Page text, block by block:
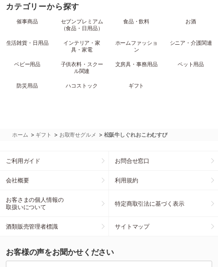
カテゴリーから探す
催事商品
セブンプレミアム
（食品・日用品）
食品・飲料 お酒
生活雑貨・日用品
インテリア・家
具・家電
ホームファッショ
ン
シニア・介護関連
ベビー用品
子供衣料・スクー
ル関連
文房具・事務用品 ペット用品
防災用品 ハコストック ギフト
ホーム > ギフト > お取寄せグルメ > 松阪牛しぐれおこわむすび
ご利用ガイド お問合せ窓口
会社概要 利用規約
お客さまの個人情報の
取扱いについて
特定商取引法に基づく表示
酒類販売管理者標識 サイトマップ
お客様の声をお聞かせください